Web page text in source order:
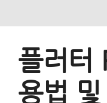
플러터
용법